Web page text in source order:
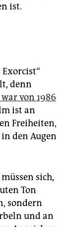
ist.
Exorcist“
denn
von 1986
ist an
Freiheiten,
den Augen
sich,
Ton
sondern
und an